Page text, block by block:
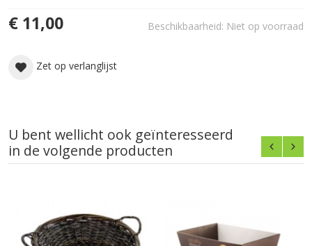
Beschikbaarheid: Niet op voorraad
€ 11,00
Zet op verlanglijst
U bent wellicht ook geïnteresseerd
in de volgende producten